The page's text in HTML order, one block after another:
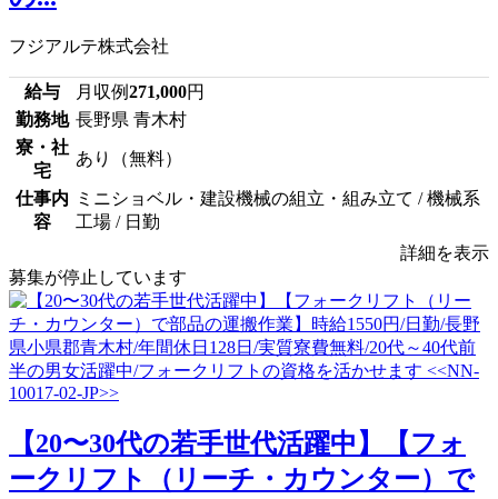
フジアルテ株式会社
給与 月収例271,000円
勤務地 長野県 青木村
寮・社
宅
あり（無料）
仕事内
容
ミニショベル・建設機械の組立・組み立て / 機械系
工場 / 日勤
詳細を表示
募集が停止しています
【20〜30代の若手世代活躍中】【フォ
ークリフト（リーチ・カウンター）で